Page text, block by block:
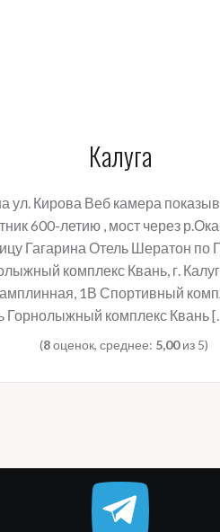
Калуга
ул. Кирова Веб камера
600-летию , мост через
Гагарина Отель Шератон по
комплекс Квань, г.
1В Спортивный
Горнолыжный комплекс Квань
(8оценок, среднее: 5,00из 5)